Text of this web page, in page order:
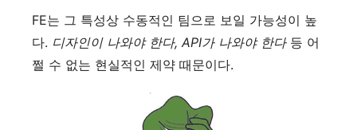
FE는 그 특성상 수동적인 팀으로 보일 가능성이 높
다. 디자인이 나와야 한다, API가 나와야 한다등 어
쩔 수 없는 현실적인 제약 때문이다.